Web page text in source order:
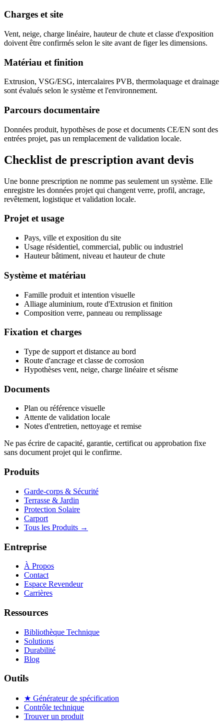
Charges et site
Vent, neige, charge linéaire, hauteur de chute et classe d'exposition
doivent être confirmés selon le site avant de figer les dimensions.
Matériau et finition
Extrusion, VSG/ESG, intercalaires PVB, thermolaquage et drainage
sont évalués selon le système et l'environnement.
Parcours documentaire
Données produit, hypothèses de pose et documents CE/EN sont des
entrées projet, pas un remplacement de validation locale.
Checklist de prescription avant devis
Une bonne prescription ne nomme pas seulement un système. Elle
enregistre les données projet qui changent verre, profil, ancrage,
revêtement, logistique et validation locale.
Projet et usage
Pays, ville et exposition du site
Usage résidentiel, commercial, public ou industriel
Hauteur bâtiment, niveau et hauteur de chute
Système et matériau
Famille produit et intention visuelle
Alliage aluminium, route d'Extrusion et finition
Composition verre, panneau ou remplissage
Fixation et charges
Type de support et distance au bord
Route d'ancrage et classe de corrosion
Hypothèses vent, neige, charge linéaire et séisme
Documents
Plan ou référence visuelle
Attente de validation locale
Notes d'entretien, nettoyage et remise
Ne pas écrire de capacité, garantie, certificat ou approbation fixe
sans document projet qui le confirme.
Produits
Garde-corps & Sécurité
Terrasse & Jardin
Protection Solaire
Carport
Tous les Produits →
Entreprise
À Propos
Contact
Espace Revendeur
Carrières
Ressources
Bibliothèque Technique
Solutions
Durabilité
Blog
Outils
★ Générateur de spécification
Contrôle technique
Trouver un produit